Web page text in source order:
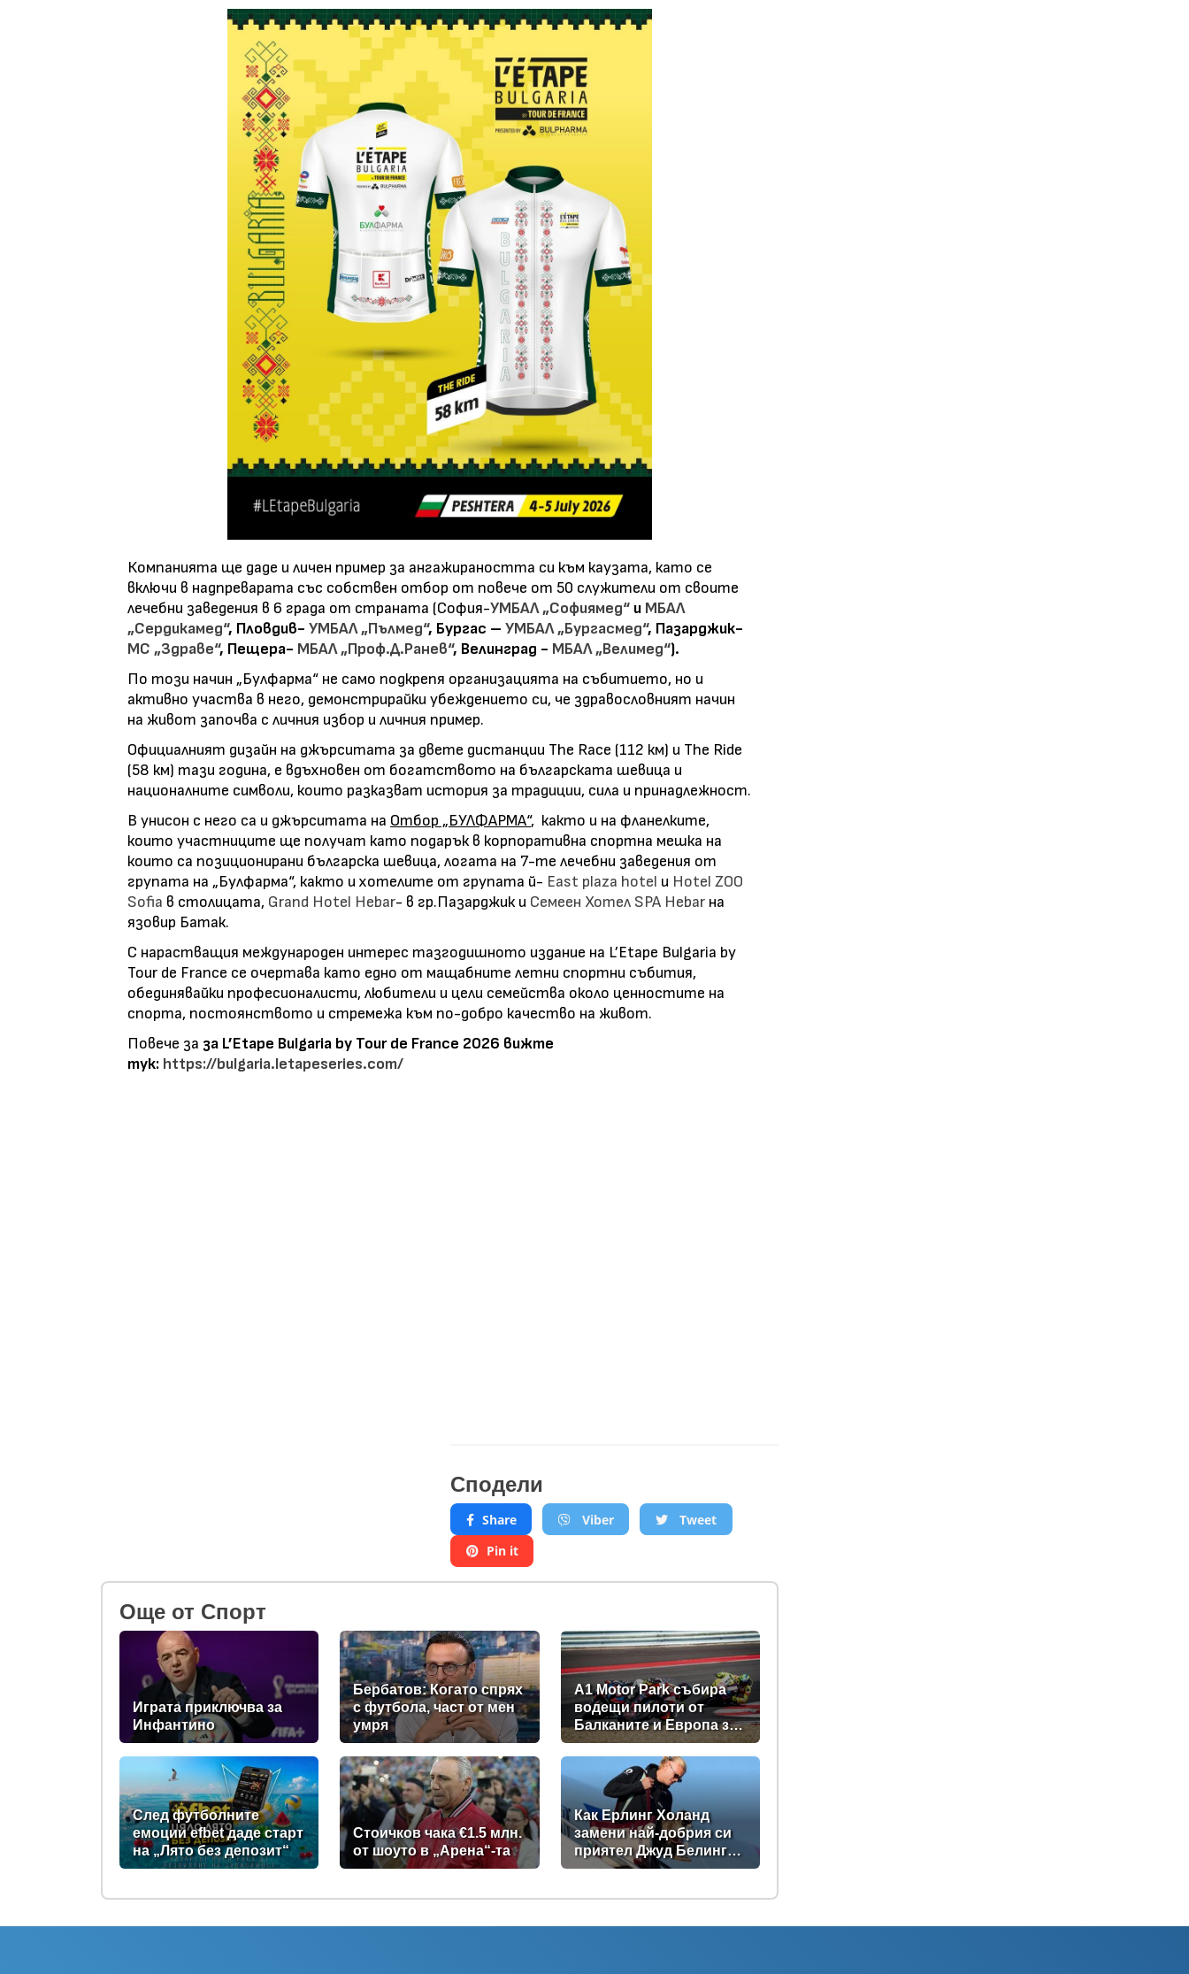
Компанията ще даде и личен пример за ангажираността си към каузата, като се
включи в надпреварата със собствен отбор от повече от 50 служители от своите
лечебни заведения в 6 града от страната (София-УМБАЛ „Софиямед“ и МБАЛ
„Сердикамед“, Пловдив- УМБАЛ „Пълмед“, Бургас – УМБАЛ „Бургасмед“, Пазарджик-
МС „Здраве“, Пещера- МБАЛ „Проф.Д.Ранев“, Велинград - МБАЛ „Велимед“).
По този начин „Булфарма“ не само подкрепя организацията на събитието, но и
активно участва в него, демонстрирайки убеждението си, че здравословният начин
на живот започва с личния избор и личния пример.
Официалният дизайн на джърситата за двете дистанции The Race (112 км) и The Ride
(58 км) тази година, е вдъхновен от богатството на българската шевица и
националните символи, които разказват история за традиции, сила и принадлежност.
В унисон с него са и джърситата на Отбор „БУЛФАРМА“, както и на фланелките,
които участниците ще получат като подарък в корпоративна спортна мешка на
които са позиционирани българска шевица, логата на 7-те лечебни заведения от
групата на „Булфарма“, както и хотелите от групата й- East plaza hotel и Hotel ZOO
Sofia в столицата, Grand Hotel Hebar- в гр.Пазарджик и Семеен Хотел SPA Hebar на
язовир Батак.
С нарастващия международен интерес тазгодишното издание на L’Etape Bulgaria by
Tour de France се очертава като едно от мащабните летни спортни събития,
обединявайки професионалисти, любители и цели семейства около ценностите на
спорта, постоянството и стремежа към по-добро качество на живот.
Повече за за L’Etape Bulgaria by Tour de France 2026 вижте
тук: https://bulgaria.letapeseries.com/
Сподели
Share Viber
Tweet
Pin it
Oще от Спорт
Играта приключва за
Инфантино
Бербатов: Когато спрях
с футбола, част от мен
умря
A1 Motor Park събира
водещи пилоти от
Балканите и Европа за
кръг от BMU European
Road Racing
Championship 2026
След футболните
емоции efbet даде старт
на „Лято без депозит“
Стоичков чака €1.5 млн.
от шоуто в „Арена“-та
Как Ерлинг Холанд
замени най-добрия си
приятел Джуд Белингам
с пиян енот?